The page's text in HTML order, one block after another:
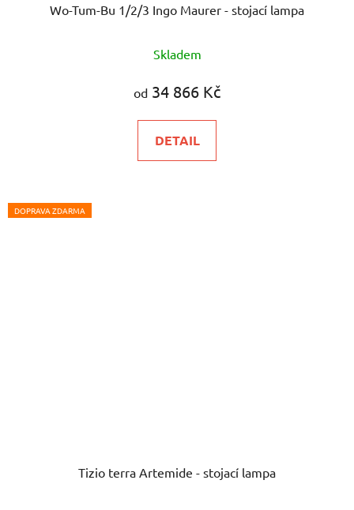
Wo-Tum-Bu 1/2/3 Ingo Maurer - stojací lampa
Skladem
od 34 866 Kč
DETAIL
DOPRAVA ZDARMA
Tizio terra Artemide - stojací lampa